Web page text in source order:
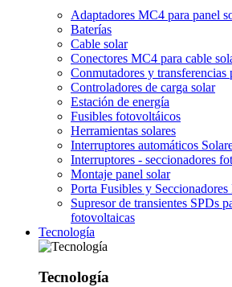
Adaptadores MC4 para panel
Baterías
Cable solar
Conectores MC4 para cable
Conmutadores y transferencias
Controladores de carga solar
Estación de energía
Fusibles fotovoltáicos
Herramientas solares
Interruptores automáticos
Interruptores - seccionadores
Montaje panel solar
Porta Fusibles y
Supresor de transientes SPDs
fotovoltaicas
Tecnología
Tecnología